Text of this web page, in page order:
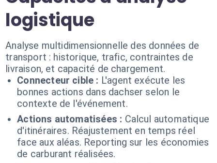
logistique
Analyse multidimensionnelle des données de
transport : historique, trafic, contraintes de
livraison, et capacité de chargement.
Connecteur cible : L'agent exécute les
bonnes actions dans dachser selon le
contexte de l'événement.
Actions automatisées : Calcul automatique
d'itinéraires. Réajustement en temps réel
face aux aléas. Reporting sur les économies
de carburant réalisées.